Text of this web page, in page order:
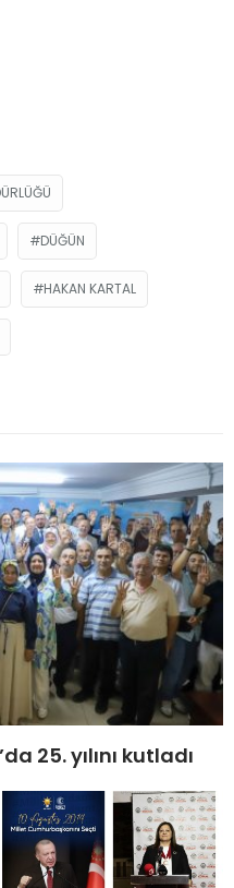
DÜĞÜN
HAKAN KARTAL
25. yılını kutladı